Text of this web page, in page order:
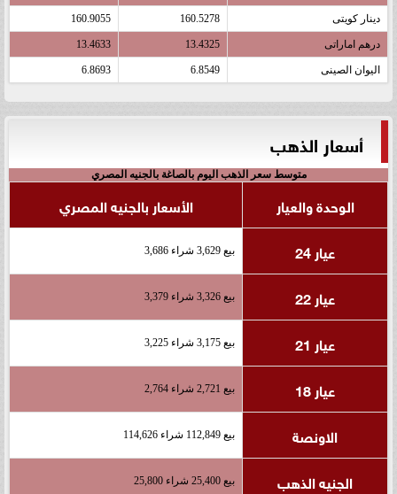
دينار كويتى 160.5278
160.9055
درهم اماراتى 13.4325
13.4633
اليوان الصينى 6.8549
6.8693
أسعار الذهب
متوسط سعر الذهب اليوم بالصاغة بالجنيه المصري
الوحدة والعيار
الأسعار بالجنيه المصري
عيار 24
بيع 3,629 شراء 3,686
عيار 22 بيع 3,326 شراء 3,379
عيار 21 بيع 3,175 شراء 3,225
عيار 18 بيع 2,721 شراء 2,764
الاونصة بيع 112,849 شراء 114,626
الجنيه الذهب بيع 25,400 شراء 25,800